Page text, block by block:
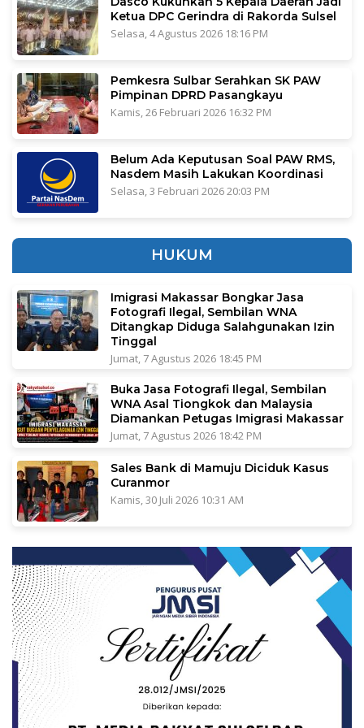
Ketua DPC Gerindra di Rakorda Sulsel
Selasa, 4 Agustus 2026 18:16 PM
Pemkesra Sulbar Serahkan SK PAW
Pimpinan DPRD Pasangkayu
Kamis, 26 Februari 2026 16:32 PM
Belum Ada Keputusan Soal PAW RMS,
Nasdem Masih Lakukan Koordinasi
Selasa, 3 Februari 2026 20:03 PM
HUKUM
Imigrasi Makassar Bongkar Jasa
Fotografi Ilegal, Sembilan WNA
Ditangkap Diduga Salahgunakan Izin
Tinggal
Jumat, 7 Agustus 2026 18:45 PM
Buka Jasa Fotografi Ilegal, Sembilan
WNA Asal Tiongkok dan Malaysia
Diamankan Petugas Imigrasi Makassar
Jumat, 7 Agustus 2026 18:42 PM
Sales Bank di Mamuju Diciduk Kasus
Curanmor
Kamis, 30 Juli 2026 10:31 AM